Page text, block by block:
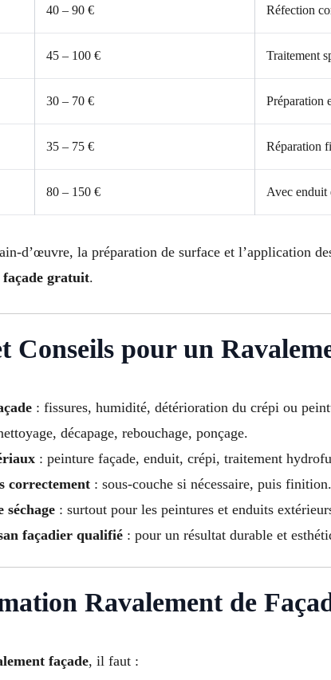
40 – 90 € Réfection
45 – 100 € Traitement
30 – 70 € Préparation
35 – 75 € Réparation
80 – 150 € Avec enduit
d’œuvre, la préparation de surface et l’application
gratuit.
Conseils pour un
: fissures, humidité, détérioration du crépi ou
décapage, rebouchage, ponçage.
: peinture façade, enduit, crépi, traitement
correctement : sous-couche si nécessaire, puis finition.
séchage : surtout pour les peintures et enduits
façadier qualifié : pour un résultat durable et
Ravalement de
façade, il faut :